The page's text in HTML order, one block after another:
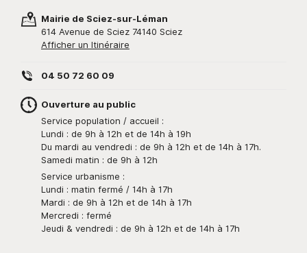
Mairie de Sciez-sur-Léman
614 Avenue de Sciez 74140 Sciez
Afficher un Itinéraire
04 50 72 60 09
Ouverture au public
Service population / accueil :
Lundi : de 9h à 12h et de 14h à 19h
Du mardi au vendredi : de 9h à 12h et de 14h à 17h.
Samedi matin : de 9h à 12h
Service urbanisme :
Lundi : matin fermé / 14h à 17h
Mardi : de 9h à 12h et de 14h à 17h
Mercredi : fermé
Jeudi & vendredi : de 9h à 12h et de 14h à 17h